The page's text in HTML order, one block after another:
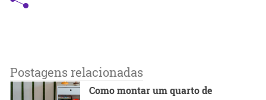
Postagens relacionadas
Como montar um quarto de